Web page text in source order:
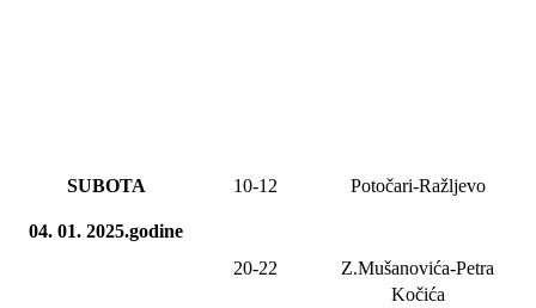
SUBOTA
04. 01. 2025.godine
10-12 Potočari-Ražljevo
20-22
Z.Mušanovića-Petra
Kočića